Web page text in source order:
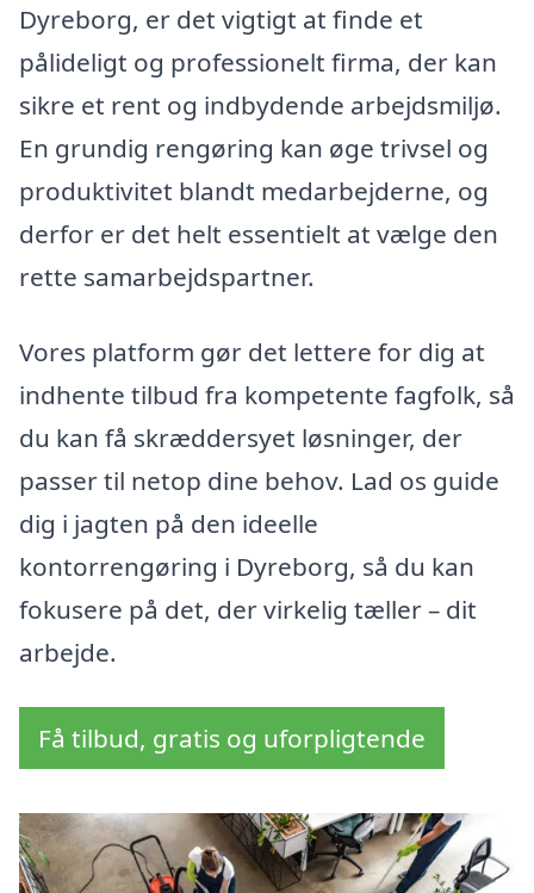
Dyreborg, er det vigtigt at finde et
pålideligt og professionelt firma, der kan
sikre et rent og indbydende arbejdsmiljø.
En grundig rengøring kan øge trivsel og
produktivitet blandt medarbejderne, og
derfor er det helt essentielt at vælge den
rette samarbejdspartner.
Vores platform gør det lettere for dig at
indhente tilbud fra kompetente fagfolk, så
du kan få skræddersyet løsninger, der
passer til netop dine behov. Lad os guide
dig i jagten på den ideelle
kontorrengøring i Dyreborg, så du kan
fokusere på det, der virkelig tæller – dit
arbejde.
Få tilbud, gratis og uforpligtende